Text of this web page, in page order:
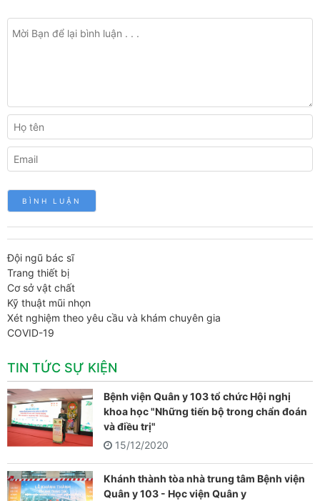
Đội ngũ bác sĩ
Trang thiết bị
Cơ sở vật chất
Kỹ thuật mũi nhọn
Xét nghiệm theo yêu cầu và khám chuyên gia
COVID-19
TIN TỨC SỰ KIỆN
Bệnh viện Quân y 103 tổ chức Hội nghị
khoa học "Những tiến bộ trong chẩn đoán
và điều trị"
15/12/2020
Khánh thành tòa nhà trung tâm Bệnh viện
Quân y 103 - Học viện Quân y